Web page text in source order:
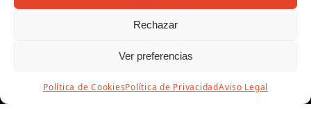
Rechazar
Ver preferencias
Política de CookiesPolítica de PrivacidadAviso Legal